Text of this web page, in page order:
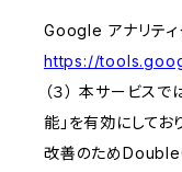
Google アナリティ
https://
（３） 本サービス
能」を有効にしてお
改善のため